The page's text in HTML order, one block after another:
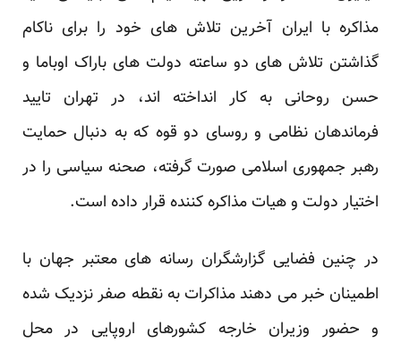
مذاکره با ایران آخرین تلاش های خود را برای ناکام
گذاشتن تلاش های دو ساعته دولت های باراک اوباما و
حسن روحانی به کار انداخته اند، در تهران تایید
فرماندهان نظامی و روسای دو قوه که به دنبال حمایت
رهبر جمهوری اسلامی صورت گرفته، صحنه سیاسی را در
اختیار دولت و هیات مذاکره کننده قرار داده است.
در چنین فضایی گزارشگران رسانه های معتبر جهان با
اطمینان خبر می دهند مذاکرات به نقطه صفر نزدیک شده
و حضور وزیران خارجه کشورهای اروپایی در محل